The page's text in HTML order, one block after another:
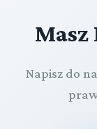
Masz
Napisz do